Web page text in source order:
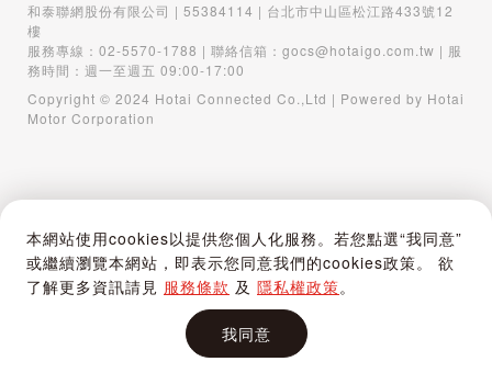
本網站使用cookies以提供您個人化服務。若您點選“我同意”
或繼續瀏覽本網站，即表示您同意我們的cookies政策。 欲
了解更多資訊請見 服務條款 及 隱私權政策。
我同意
購物車
和泰聯網股份有限公司 | 55384114 | 台北市中山區松江路433號12
樓
服務專線： 02-5570-1788 | 聯絡信箱： gocs@hotaigo.com.tw | 服
務時間：週一至週五 09:00-17:00
Copyright © 2024 Hotai Connected Co.,Ltd | Powered by Hotai
Motor Corporation